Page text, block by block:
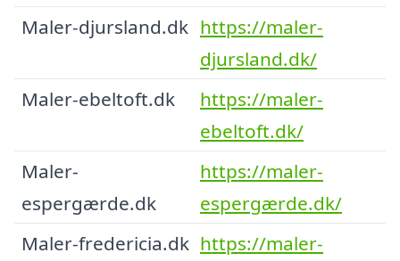
Maler-djursland.dk https://maler-
djursland.dk/
Maler-ebeltoft.dk
https://maler-
ebeltoft.dk/
Maler-
espergærde.dk
https://maler-
espergærde.dk/
Maler-fredericia.dk https://maler-